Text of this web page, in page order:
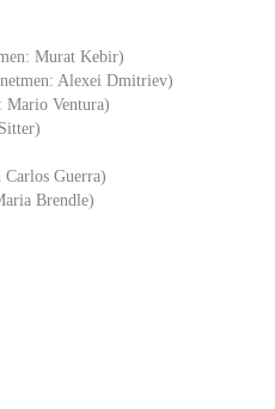
Murat Kebir)
Alexei Dmitriev)
Mario Ventura)
Carlos Guerra)
Brendle)